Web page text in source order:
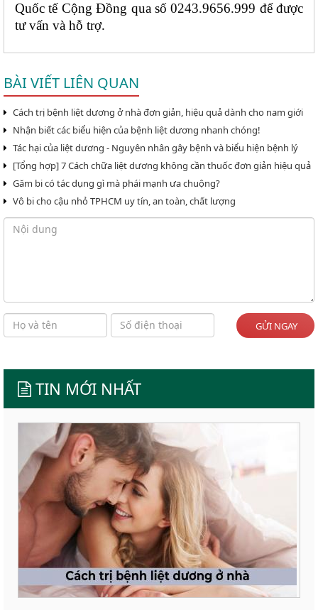
Quốc tế Cộng Đồng qua số 0243.9656.999 để được
tư vấn và hỗ trợ.
BÀI VIẾT LIÊN QUAN
Cách trị bệnh liệt dương ở nhà đơn giản, hiệu quả dành cho nam giới
Nhận biết các biểu hiện của bệnh liệt dương nhanh chóng!
Tác hại của liệt dương - Nguyên nhân gây bệnh và biểu hiện bệnh lý
[Tổng hợp] 7 Cách chữa liệt dương không cần thuốc đơn giản hiệu quả
Găm bi có tác dụng gì mà phái mạnh ưa chuộng?
Vô bi cho cậu nhỏ TPHCM uy tín, an toàn, chất lượng
GỬI NGAY
TIN MỚI NHẤT